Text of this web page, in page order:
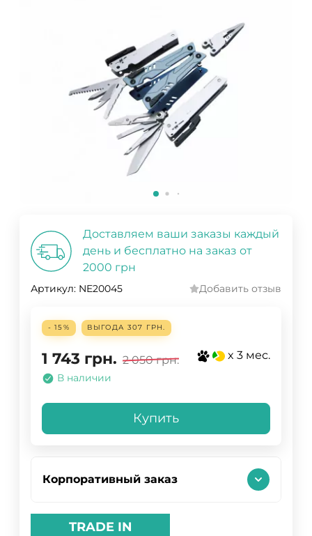
Доставляем ваши заказы каждый
день и бесплатно на заказ от
2000 грн
Артикул: NE20045 Добавить отзыв
- 15% ВЫГОДА 307 ГРН.
1 743 грн. 2 050 грн. x 3 мес.
В наличии
Купить
Корпоративный заказ
TRADE IN